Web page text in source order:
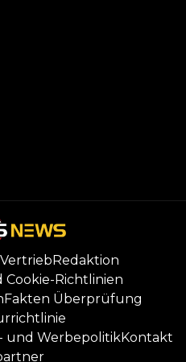
Redaktion
Richtlinien
Fakten Überprüfung
und WerbepolitikKontakt